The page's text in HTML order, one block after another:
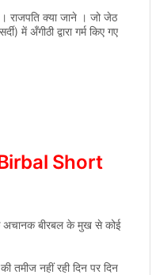
। राजपति क्या जाने । जो जेठ
में अँगीठी द्वारा गर्म किए गए
Short
अचानक बीरबल के मुख से कोई
तमीज नहीं रही दिन पर दिन